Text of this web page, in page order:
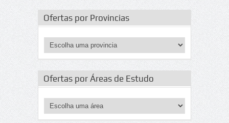
Ofertas por Provincias
Ofertas por Áreas de Estudo